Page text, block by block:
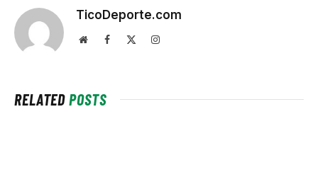
TicoDeporte.com
WebsiteFacebook Instagram
RELATEDPOSTS